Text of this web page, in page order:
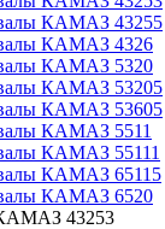
КАМАЗ 43255
КАМАЗ 4326
КАМАЗ 5320
КАМАЗ 53205
КАМАЗ 53605
КАМАЗ 5511
КАМАЗ 55111
КАМАЗ 65115
КАМАЗ 6520
43253